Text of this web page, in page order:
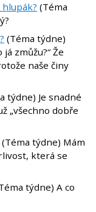
hlupák? (Téma
(Téma týdne)
zmůžu?“ Že
naše činy
týdne) Je snadné
„všechno dobře
(Téma týdne) Mám
která se
týdne) A co